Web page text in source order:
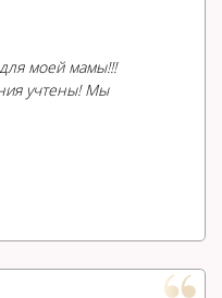
моей мамы!!!
учтены! Мы